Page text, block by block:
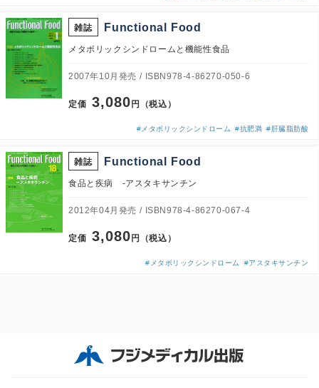
雑誌 Functional Food
メタボリックシンドロームと機能性食品
2007年10月発売 ISBN978-4-86270-050-6
定価 3,080 円（税込）
#メタボリックシンドローム #抗肥満 #肝臓脂肪酸
雑誌 Functional Food
食品と疾病 -アスタキサンチン
2012年04月発売 ISBN978-4-86270-067-4
定価 3,080 円（税込）
#メタボリックシンドローム #アスタキサンチン